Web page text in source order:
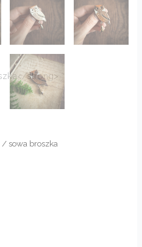
/ sowa broszka